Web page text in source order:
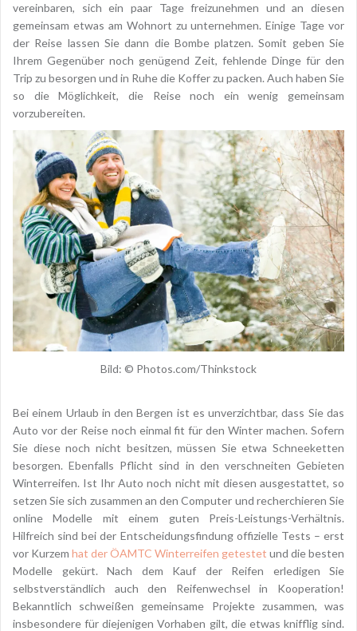
vereinbaren, sich ein paar Tage freizunehmen und an diesen
gemeinsam etwas am Wohnort zu unternehmen. Einige Tage vor
der Reise lassen Sie dann die Bombe platzen. Somit geben Sie
Ihrem Gegenüber noch genügend Zeit, fehlende Dinge für den
Trip zu besorgen und in Ruhe die Koffer zu packen. Auch haben Sie
so die Möglichkeit, die Reise noch ein wenig gemeinsam
vorzubereiten.
Bild: © Photos.com/Thinkstock
Bei einem Urlaub in den Bergen ist es unverzichtbar, dass Sie das
Auto vor der Reise noch einmal fit für den Winter machen. Sofern
Sie diese noch nicht besitzen, müssen Sie etwa Schneeketten
besorgen. Ebenfalls Pflicht sind in den verschneiten Gebieten
Winterreifen. Ist Ihr Auto noch nicht mit diesen ausgestattet, so
setzen Sie sich zusammen an den Computer und recherchieren Sie
online Modelle mit einem guten Preis-Leistungs-Verhältnis.
Hilfreich sind bei der Entscheidungsfindung offizielle Tests – erst
vor Kurzem hat der ÖAMTC Winterreifen getestet und die besten
Modelle gekürt. Nach dem Kauf der Reifen erledigen Sie
selbstverständlich auch den Reifenwechsel in Kooperation!
Bekanntlich schweißen gemeinsame Projekte zusammen, was
insbesondere für diejenigen Vorhaben gilt, die etwas knifflig sind.